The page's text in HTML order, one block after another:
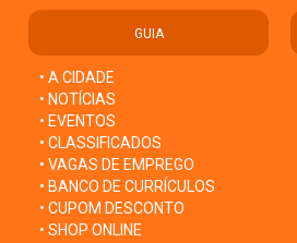
GUIA
• A CIDADE
• NOTÍCIAS
• EVENTOS
• CLASSIFICADOS
• VAGAS DE EMPREGO
• BANCO DE CURRÍCULOS
• CUPOM DESCONTO
• SHOP ONLINE